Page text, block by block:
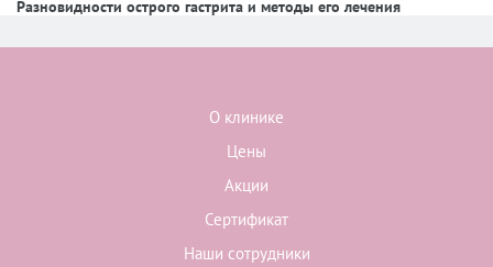
Разновидности острого гастрита и методы его лечения
О клинике
Цены
Акции
Сертификат
Наши сотрудники